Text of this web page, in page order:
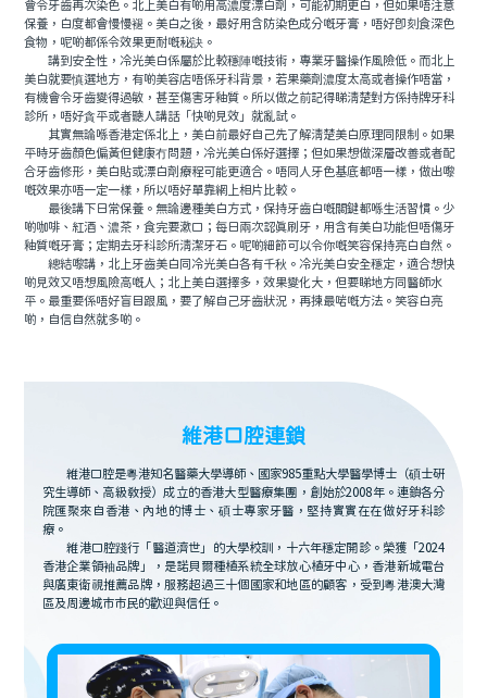
會令牙齒再次染色。北上美白有啲用高濃度漂白劑，可能初期更白，但如果唔注意
保養，白度都會慢慢褪。美白之後，最好用含防染色成分嘅牙膏，唔好即刻食深色
食物，呢啲都係令效果更耐嘅秘訣。
講到安全性，冷光美白係屬於比較穩陣嘅技術，專業牙醫操作風險低。而北上
美白就要慎選地方，有啲美容店唔係牙科背景，若果藥劑濃度太高或者操作唔當，
有機會令牙齒變得過敏，甚至傷害牙釉質。所以做之前記得睇清楚對方係持牌牙科
診所，唔好貪平或者聽人講話「快啲見效」就亂試。
其實無論喺香港定係北上，美白前最好自己先了解清楚美白原理同限制。如果
平時牙齒顏色偏黃但健康冇問題，冷光美白係好選擇；但如果想做深層改善或者配
合牙齒修形，美白貼或漂白劑療程可能更適合。唔同人牙色基底都唔一樣，做出嚟
嘅效果亦唔一定一樣，所以唔好單靠網上相片比較。
最後講下日常保養。無論邊種美白方式，保持牙齒白嘅關鍵都喺生活習慣。少
啲咖啡、紅酒、濃茶，食完要漱口；每日兩次認真刷牙，用含有美白功能但唔傷牙
釉質嘅牙膏；定期去牙科診所清潔牙石。呢啲細節可以令你嘅笑容保持亮白自然。
總結嚟講，北上牙齒美白同冷光美白各有千秋。冷光美白安全穩定，適合想快
啲見效又唔想風險高嘅人；北上美白選擇多，效果變化大，但要睇地方同醫師水
平。最重要係唔好盲目跟風，要了解自己牙齒狀況，再揀最啱嘅方法。笑容白亮
啲，自信自然就多啲。
維港口腔連鎖
維港口腔是粵港知名醫藥大學導師、國家985重點大學醫學博士（碩士研
究生導師、高級教授）成立的香港大型醫療集團，創始於2008年。連鎖各分
院匯聚來自香港、內地的博士、碩士專家牙醫，堅持實實在在做好牙科診
療。
維港口腔踐行「醫道濟世」的大學校訓，十六年穩定開診。榮獲「2024
香港企業領袖品牌」，是諾貝爾種植系統全球放心植牙中心，香港新城電台
與廣東衛視推薦品牌，服務超過三十個國家和地區的顧客，受到粵港澳大灣
區及周邊城市市民的歡迎與信任。